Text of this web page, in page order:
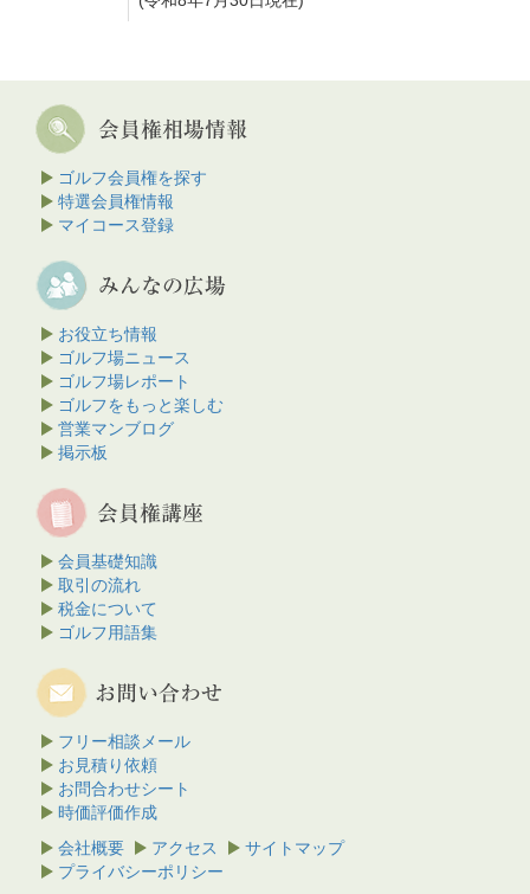
ゴルフ会員権を探す
特選会員権情報
マイコース登録
お役立ち情報
ゴルフ場ニュース
ゴルフ場レポート
ゴルフをもっと楽しむ
営業マンブログ
掲示板
会員基礎知識
取引の流れ
税金について
ゴルフ用語集
フリー相談メール
お見積り依頼
お問合わせシート
時価評価作成
会社概要
アクセス
サイトマップ
プライバシーポリシー